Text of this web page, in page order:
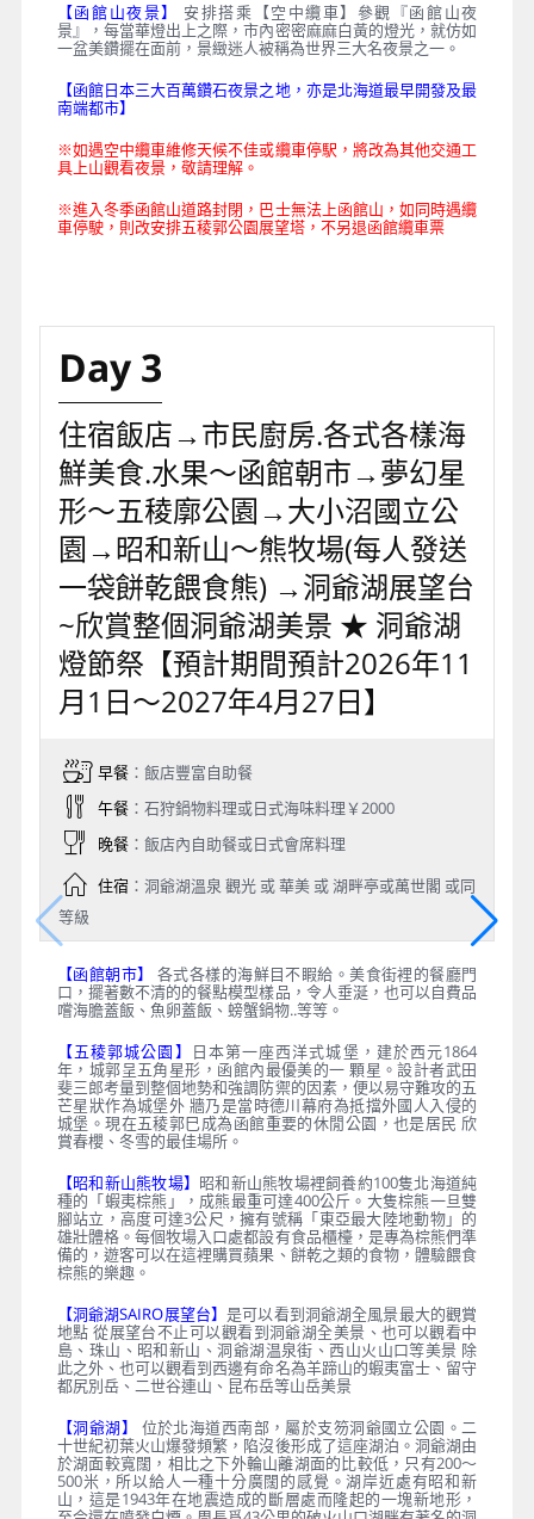
【函館山夜景】 安排搭乘【空中纜車】參觀『函館山夜
景』，每當華燈出上之際，市內密密麻麻白黃的燈光，就仿如
一盆美鑽擺在面前，景緻迷人被稱為世界三大名夜景之一。
【函館日本三大百萬鑽石夜景之地，亦是北海道最早開發及最
南端都市】
※如遇空中纜車維修天候不佳或纜車停駅，將改為其他交通工
具上山觀看夜景，敬請理解。
※進入冬季函館山道路封閉，巴士無法上函館山，如同時遇纜
車停駛，則改安排五稜郭公園展望塔，不另退函館纜車票
Day 3
住宿飯店→市民廚房.各式各樣海
鮮美食.水果～函館朝市→夢幻星
形～五稜廓公園→大小沼國立公
園→昭和新山～熊牧場(每人發送
一袋餅乾餵食熊) →洞爺湖展望台
~欣賞整個洞爺湖美景 ★ 洞爺湖
燈節祭【預計期間預計2026年11
月1日～2027年4月27日】
早餐：飯店豐富自助餐
午餐：石狩鍋物料理或日式海味料理￥2000
晚餐：飯店內自助餐或日式會席料理
住宿：洞爺湖溫泉 觀光 或 華美 或 湖畔亭或萬世閣 或同
等級
【函館朝市】
各式各樣的海鮮目不睱給。美食街裡的餐廳門
口，擺著數不清的的餐點模型樣品，令人垂涎，也可以自費品
嚐海膽蓋飯、魚卵蓋飯、螃蟹鍋物..等等。
【五稜郭城公園】
日本第一座西洋式城堡，建於西元1864
年，城郭呈五角星形，函館內最優美的一 顆星。設計者武田
斐三郎考量到整個地勢和強調防禦的因素，便以易守難攻的五
芒星狀作為城堡外 牆乃是當時德川幕府為抵擋外國人入侵的
城堡。現在五稜郭巳成為函館重要的休閒公園，也是居民 欣
賞春櫻、冬雪的最佳場所。
【昭和新山熊牧場】 昭和新山熊牧場裡飼養約100隻北海道純
種的「蝦夷棕熊」，成熊最重可達400公斤。大隻棕熊一旦雙
腳站立，高度可達3公尺，擁有號稱「東亞最大陸地動物」的
雄壯體格。每個牧場入口處都設有食品櫃檯，是專為棕熊們準
備的，遊客可以在這裡購買蘋果、餅乾之類的食物，體驗餵食
棕熊的樂趣。
【洞爺湖SAIRO展望台】是可以看到洞爺湖全風景最大的觀賞
地點 從展望台不止可以觀看到洞爺湖全美景、也可以觀看中
島、珠山、昭和新山、洞爺湖温泉街、西山火山口等美景 除
此之外、也可以觀看到西邊有命名為羊蹄山的蝦夷富士、留守
都尻別岳、二世谷連山、昆布岳等山岳美景
【洞爺湖】 位於北海道西南部，屬於支笏洞爺國立公園。二
十世紀初葉火山爆發頻繁，陷沒後形成了這座湖泊。洞爺湖由
於湖面較寬闊，相比之下外輪山離湖面的比較低，只有200～
500米，所以給人一種十分廣闊的感覺。湖岸近處有昭和新
山，這是1943年在地震造成的斷層處而隆起的一塊新地形，